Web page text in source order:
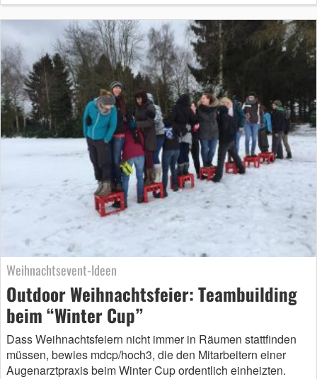
Weihnachtsevent-Ideen
Outdoor Weihnachtsfeier: Teambuilding
beim “Winter Cup”
Dass Weihnachtsfeiern nicht immer in Räumen stattfinden
müssen, bewies mdcp/hoch3, die den Mitarbeitern einer
Augenarztpraxis beim Winter Cup ordentlich einheizten.